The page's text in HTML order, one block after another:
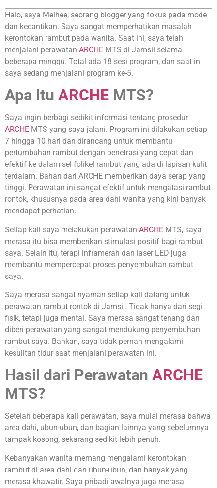
Halo, saya Melhee, seorang blogger yang fokus pada mode
dan kecantikan. Saya sangat memperhatikan masalah
kerontokan rambut pada wanita. Saat ini, saya telah
menjalani perawatan ARCHE MTS di Jamsil selama
beberapa minggu. Total ada 18 sesi program, dan saat ini
saya sedang menjalani program ke-5.
Apa Itu ARCHE MTS?
Saya ingin berbagi sedikit informasi tentang prosedur
ARCHE MTS yang saya jalani. Program ini dilakukan setiap
7 hingga 10 hari dan dirancang untuk membantu
pertumbuhan rambut dengan penetrasi yang cepat dan
efektif ke dalam sel folikel rambut yang ada di lapisan kulit
terdalam. Bahan dari ARCHE memberikan daya serap yang
tinggi. Perawatan ini sangat efektif untuk mengatasi rambut
rontok, khususnya pada area dahi wanita yang kini banyak
mendapat perhatian.
Setiap kali saya melakukan perawatan ARCHE MTS, saya
merasa itu bisa memberikan stimulasi positif bagi rambut
saya. Selain itu, terapi inframerah dan laser LED juga
membantu mempercepat proses penyembuhan rambut
saya.
Saya merasa sangat nyaman setiap kali datang untuk
perawatan rambut rontok di Jamsil. Tidak hanya dari segi
fisik, tetapi juga mental. Saya merasa sangat tenang dan
diberi perawatan yang sangat mendukung penyembuhan
rambut saya. Bahkan, saya tidak pernah mengalami
kesulitan tidur saat menjalani perawatan ini.
Hasil dari Perawatan ARCHE
MTS?
Setelah beberapa kali perawatan, saya mulai merasa bahwa
area dahi, ubun-ubun, dan bagian lainnya yang sebelumnya
tampak kosong, sekarang sedikit lebih penuh.
Kebanyakan wanita memang mengalami kerontokan
rambut di area dahi dan ubun-ubun, dan banyak yang
merasa khawatir. Saya pribadi awalnya juga merasa